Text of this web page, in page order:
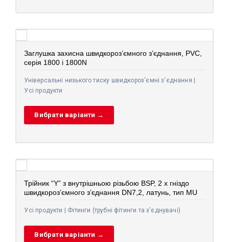
Заглушка захисна швидкороз’ємного з’єднання, PVC,
серія 1800 і 1800N
Універсальні низького тиску швидкороз'ємні з'єднання |
Усі продукти
Вибрати варіанти →
Трійник “Y” з внутрішньою різьбою BSP, 2 x гніздо
швидкороз’ємного з’єднання DN7,2, латунь, тип MU
Усі продукти | Фітинги (трубні фітинги та з'єднувачі)
Вибрати варіанти →